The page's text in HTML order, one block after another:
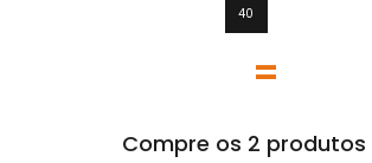
40
=
Compre os 2 produtos